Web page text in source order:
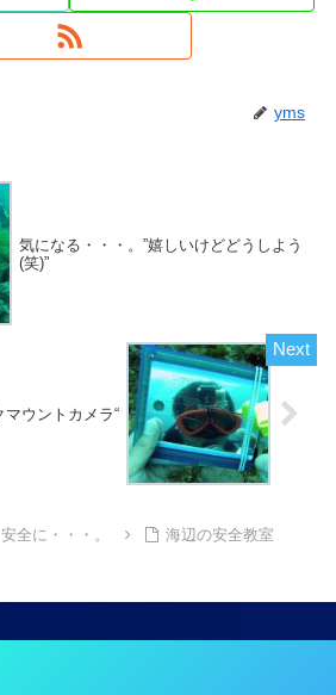
yms
気になる・・・。”嬉しいけどどうしよう
(笑)”
ウントカメラ“
全に・・・。 海辺の安全教室